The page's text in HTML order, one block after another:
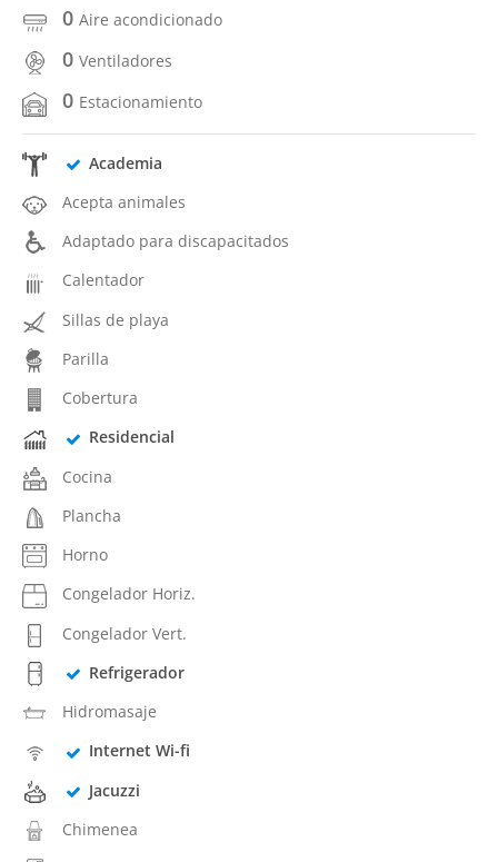
0 Aire acondicionado
0 Ventiladores
0 Estacionamiento
Academia
Acepta animales
Adaptado para discapacitados
Calentador
Sillas de playa
Parilla
Cobertura
Residencial
Cocina
Plancha
Horno
Congelador Horiz.
Congelador Vert.
Refrigerador
Hidromasaje
Internet Wi-fi
Jacuzzi
Chimenea